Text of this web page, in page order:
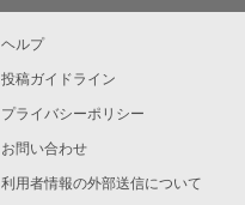
ヘルプ
投稿ガイドライン
プライバシーポリシー
お問い合わせ
利用者情報の外部送信について